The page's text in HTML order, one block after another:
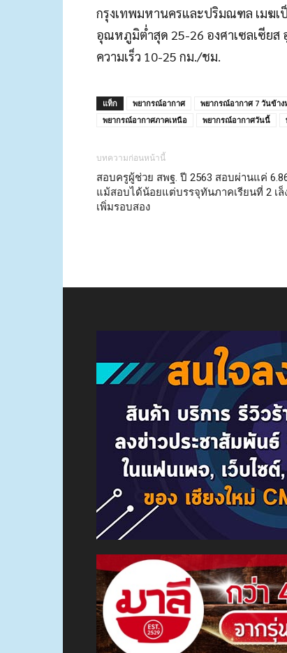
กรุงเทพมหานครและปริมณฑล เมฆ
อุณหภูมิต่ำสุด 25-26 องศาเซลเซียส
ความเร็ว 10-25 กม./ชม.
แท็ก พยากรณ์อากาศ พยากรณ์อากาศ 7 วันข้าง
พยากรณ์อากาศภาคเหนือ
พยากรณ์อากาศวันนี้
บทความก่อนหน้านี้
สอบครูผู้ช่วย สพฐ. ปี 2563 สอบผ่านแค่
แม้สอบได้น้อยแต่บรรจุทันภาคเรียนที่ 2 เล็
เพิ่มรอบสอง